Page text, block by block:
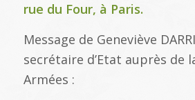
rue du Four, à Paris.
Message de Geneviève
secrétaire d’Etat auprès de
Armées :